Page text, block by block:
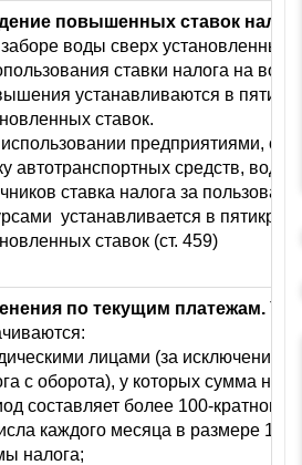
повышенных ставок налога.
воды сверх установленных
ставки налога на воду
устанавливаются в
ставок.
предприятиями,
автотранспортных средств, воды
ставка налога за
устанавливается в
ставок (ст. 459)
по текущим платежам.
лицами (за исключением
с оборота), у которых сумма
составляет более 100-
каждого месяца в размере 1/12
налога;